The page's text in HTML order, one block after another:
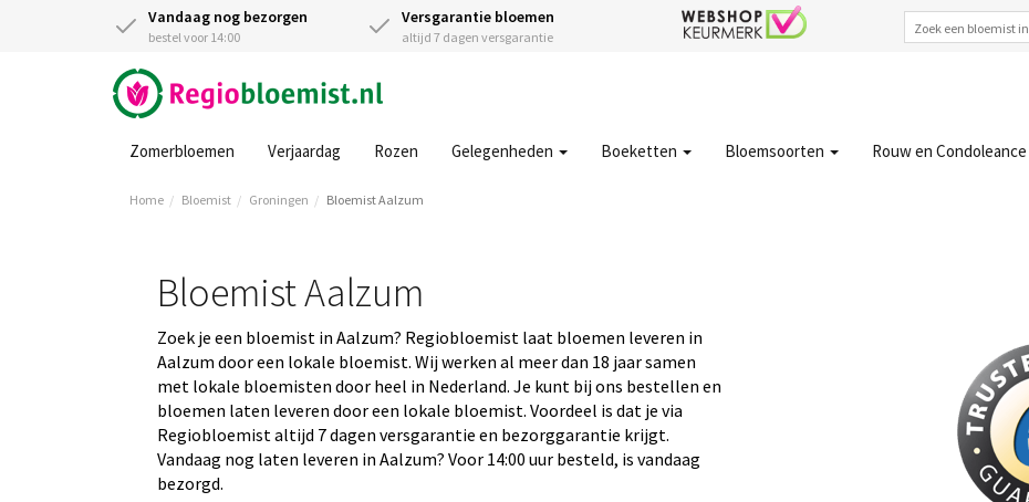
Vandaag nog bezorgen
bestel voor 14:00
Versgarantie bloemen
altijd 7 dagen versgarantie
Zomerbloemen Verjaardag Rozen Gelegenheden Boeketten Bloemsoorten Rouw en Condoleance
Home Bloemist Groningen Bloemist Aalzum
Bloemist Aalzum
Zoek je een bloemist in Aalzum? Regiobloemist laat bloemen leveren in
Aalzum door een lokale bloemist. Wij werken al meer dan 18 jaar samen
met lokale bloemisten door heel in Nederland. Je kunt bij ons bestellen en
bloemen laten leveren door een lokale bloemist. Voordeel is dat je via
Regiobloemist altijd 7 dagen versgarantie en bezorggarantie krijgt.
Vandaag nog laten leveren in Aalzum? Voor 14:00 uur besteld, is vandaag
bezorgd.